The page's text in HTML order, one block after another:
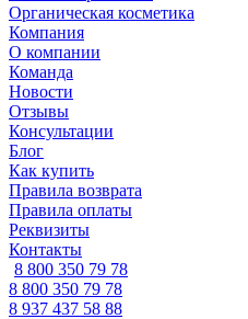
Органическая косметика
Компания
О компании
Команда
Новости
Отзывы
Консультации
Блог
Как купить
Правила возврата
Правила оплаты
Реквизиты
Контакты
8 800 350 79 78
8 800 350 79 78
8 937 437 58 88